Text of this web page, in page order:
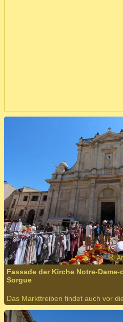
Fassade der Kirche Notre-
Sorgue
Das Markttreiben findet auch vor